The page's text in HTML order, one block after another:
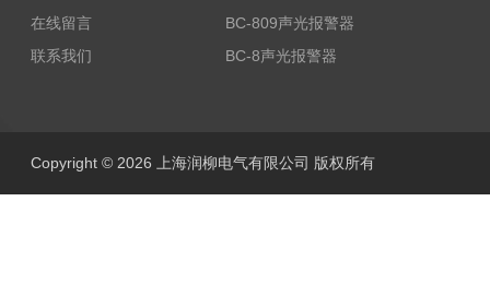
在线留言
联系我们
BC-809声光报警器
BC-8声光报警器
Copyright © 2026 上海润柳电气有限公司 版权所有